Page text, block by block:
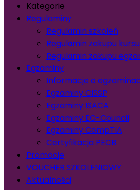
Kategorie
Regulaminy
Regulamin szkoleń
Regulamin zakupu
Regulamin zakupu
Egzaminy
Informacje o
Egzaminy CISSP
Egzaminy ISACA
Egzaminy EC-Council
Egzaminy CompTIA
Certyfikacja PECB
Promocje
VOUCHER SZKOLENIOWY
Aktualności